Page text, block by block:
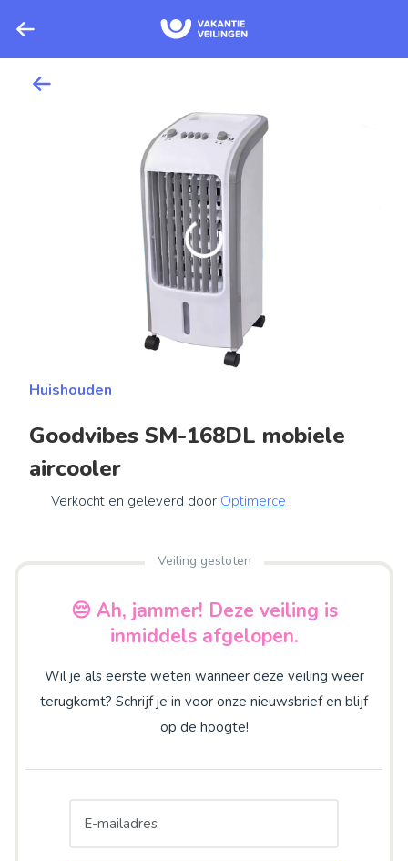
Huishouden
Goodvibes SM-168DL mobiele
aircooler
Verkocht en geleverd door Optimerce
Veiling gesloten
😔 Ah, jammer! Deze veiling is
inmiddels afgelopen.
Wil je als eerste weten wanneer deze veiling weer
terugkomt? Schrijf je in voor onze nieuwsbrief en blijf
op de hoogte!